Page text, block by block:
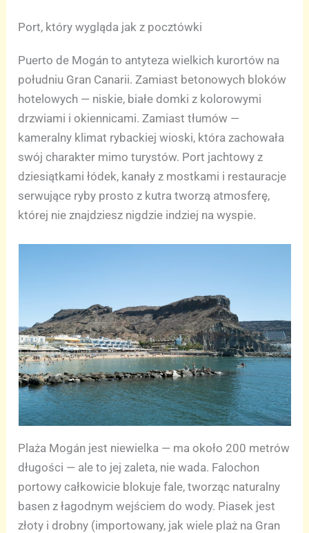
Port, który wygląda jak z pocztówki
Puerto de Mogán to antyteza wielkich kurortów na
południu Gran Canarii. Zamiast betonowych bloków
hotelowych — niskie, białe domki z kolorowymi
drzwiami i okiennicami. Zamiast tłumów —
kameralny klimat rybackiej wioski, która zachowała
swój charakter mimo turystów. Port jachtowy z
dziesiątkami łódek, kanały z mostkami i restauracje
serwujące ryby prosto z kutra tworzą atmosferę,
której nie znajdziesz nigdzie indziej na wyspie.
Plaża Mogán jest niewielka — ma około 200 metrów
długości — ale to jej zaleta, nie wada. Falochon
portowy całkowicie blokuje fale, tworząc naturalny
basen z łagodnym wejściem do wody. Piasek jest
złoty i drobny (importowany, jak wiele plaż na Gran